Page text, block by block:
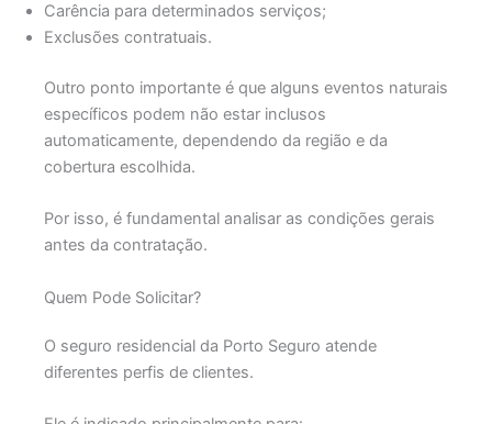
Carência para determinados serviços;
Exclusões contratuais.
Outro ponto importante é que alguns eventos naturais
específicos podem não estar inclusos
automaticamente, dependendo da região e da
cobertura escolhida.
Por isso, é fundamental analisar as condições gerais
antes da contratação.
Quem Pode Solicitar?
O seguro residencial da Porto Seguro atende
diferentes perfis de clientes.